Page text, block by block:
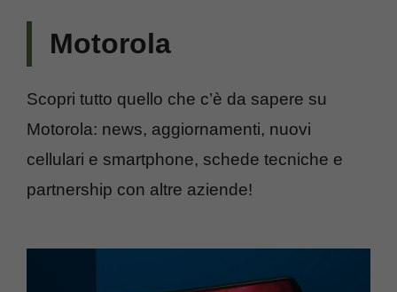
Motorola
Scopri tutto quello che c’è da sapere su
Motorola: news, aggiornamenti, nuovi
cellulari e smartphone, schede tecniche e
partnership con altre aziende!